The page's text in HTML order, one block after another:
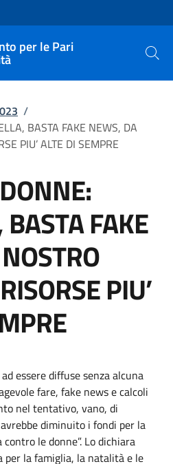
per le Pari
Cerca
/
BASTA FAKE NEWS, DA
PIU’ ALTE DI SEMPRE
BASTA FAKE
PIU’
essere diffuse senza alcuna
fare, fake news e calcoli
nel tentativo, vano, di
diminuito i fondi per la
le donne”. Lo dichiara
per la famiglia, la natalità e le